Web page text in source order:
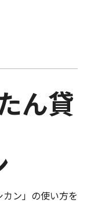
ん貸
ン」の使い方を